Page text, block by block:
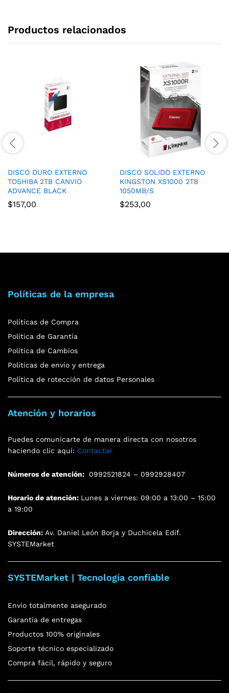
Productos relacionados
DISCO DURO EXTERNO
TOSHIBA 2TB CANVIO
ADVANCE BLACK
$157,00
DISCO SOLIDO EXTERNO
KINGSTON XS1000 2TB
1050MB/S
$253,00
Políticas de la empresa
Políticas de Compra
Política de Garantía
Política de Cambios
Políticas de envío y entrega
Política de rotección de datos Personales
Atención y horarios
Puedes comunicarte de manera directa con nosotros
haciendo clic aquí: Contactar
Números de atención: 0992521824 – 0992928407
Horario de atención: Lunes a viernes: 09:00 a 13:00 – 15:00
a 19:00
Dirección: Av. Daniel León Borja y Duchicela Edif.
SYSTEMarket
SYSTEMarket | Tecnología confiable
Envío totalmente asegurado
Garantía de entregas
Productos 100% originales
Soporte técnico especializado
Compra fácil, rápido y seguro